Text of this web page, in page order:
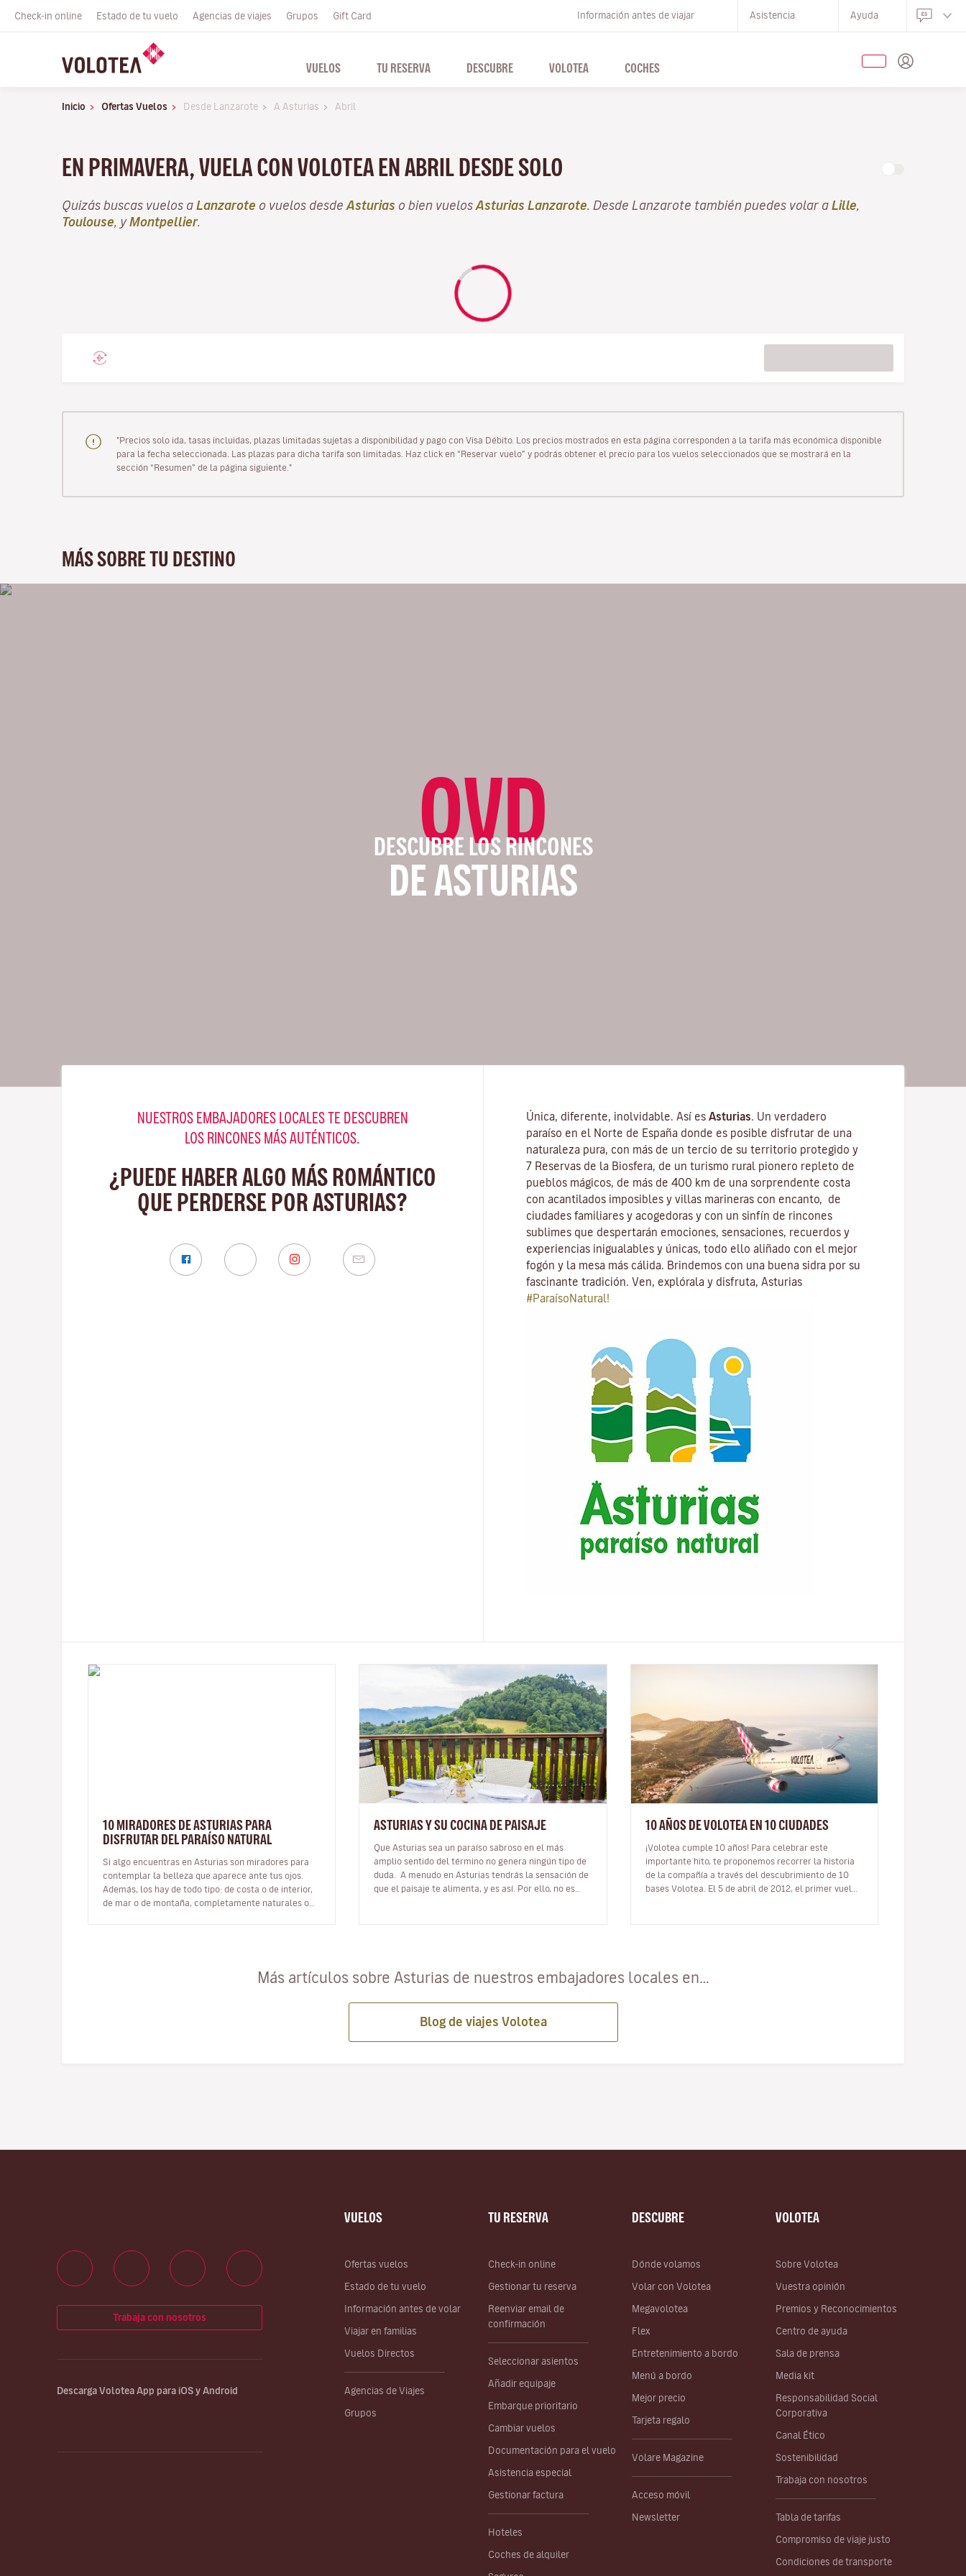
Check-in online Estado de tu vuelo Agencias de viajes Grupos Gift Card Información antes de viajar Asistencia Ayuda
VUELOS TU RESERVA DESCUBRE VOLOTEA COCHES
Inicio Ofertas Vuelos Desde Lanzarote A Asturias Abril
EN PRIMAVERA, VUELA CON VOLOTEA EN ABRIL DESDE SOLO
Quizás buscas vuelos a Lanzarote o vuelos desde Asturias o bien vuelos Asturias Lanzarote . Desde Lanzarote también puedes volar a Lille
Toulouse , yMontpellier.
"Precios solo ida, tasas incluidas, plazas limitadas sujetas a disponibilidad y pago con Visa Débito. Los precios mostrados en esta página corresponden a la tarifa más económica disponible
para la fecha seleccionada. Las plazas para dicha tarifa son limitadas. Haz click en “Reservar vuelo” y podrás obtener el precio para los vuelos seleccionados que se mostrará en la
sección “Resumen” de la página siguiente."
MÁS SOBRE TU DESTINO
OVD
DESCUBRE LOS RINCONES
DE ASTURIAS
NUESTROS EMBAJADORES LOCALES TE DESCUBREN
LOS RINCONES MÁS AUTÉNTICOS.
¿PUEDE HABER ALGO MÁS ROMÁNTICO
QUE PERDERSE POR ASTURIAS?
Única, diferente, inolvidable. Así es Asturias . Un verdadero
paraíso en el Norte de España donde es posible disfrutar de una
naturaleza pura, con más de un tercio de su territorio protegido y
7 Reservas de la Biosfera, de un turismo rural pionero repleto de
pueblos mágicos, de más de 400 km de una sorprendente costa
con acantilados imposibles y villas marineras con encanto, de
ciudades familiares y acogedoras y con un sinfín de rincones
sublimes que despertarán emociones, sensaciones, recuerdos y
experiencias inigualables y únicas, todo ello aliñado con el mejor
fogón y la mesa más cálida. Brindemos con una buena sidra por su
fascinante tradición. Ven, explórala y disfruta, Asturias
#ParaísoNatural!
10 MIRADORES DE ASTURIAS PARA
DISFRUTAR DEL PARAÍSO NATURAL
Si algo encuentras en Asturias son miradores para
contemplar la belleza que aparece ante tus ojos.
Además, los hay de todo tipo: de costa o de interior,
de mar o de montaña, completamente naturales o
ASTURIAS Y SU COCINA DE PAISAJE
Que Asturias sea un paraíso sabroso en el más
amplio sentido del término no genera ningún tipo de
duda. A menudo en Asturias tendrás la sensación de
que el paisaje te alimenta, y es así. Por ello, no es
10 AÑOS DE VOLOTEA EN 10 CIUDADES
¡Volotea cumple 10 años! Para celebrar este
importante hito, te proponemos recorrer la historia
de la compañía a través del descubrimiento de 10
bases Volotea. El 5 de abril de 2012, el primer vuelo
Más artículos sobre Asturias de nuestros embajadores locales en…
Blog de viajes Volotea
VUELOS
Ofertas vuelos
Estado de tu vuelo
Información antes de volar
Viajar en familias
Vuelos Directos
Agencias de Viajes
Grupos
TU RESERVA
Check-in online
Gestionar tu reserva
Reenviar email de
confirmación
Seleccionar asientos
Añadir equipaje
Embarque prioritario
Cambiar vuelos
Documentación para el vuelo
Asistencia especial
Gestionar factura
Hoteles
Coches de alquiler
DESCUBRE
Dónde volamos
Volar con Volotea
Megavolotea
Flex
Entretenimiento a bordo
Menú a bordo
Mejor precio
Tarjeta regalo
Volare Magazine
Acceso móvil
Newsletter
VOLOTEA
Sobre Volotea
Vuestra opinión
Premios y Reconocimientos
Centro de ayuda
Sala de prensa
Media kit
Responsabilidad Social
Corporativa
Canal Ético
Sostenibilidad
Trabaja con nosotros
Tabla de tarifas
Compromiso de viaje justo
Condiciones de transporte
Trabaja con nosotros
Descarga Volotea App para iOS y Android